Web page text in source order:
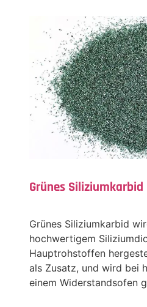
Grünes Siliziumkarbid
Grünes Siliziumkarbid
hochwertigem
Hauptrohstoffen
als Zusatz, und wird bei
einem Widerstandsofen